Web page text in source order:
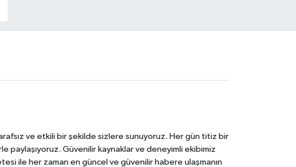
ve etkili bir şekilde sizlere sunuyoruz. Her gün titiz bir
paylaşıyoruz. Güvenilir kaynaklar ve deneyimli ekibimiz
ile her zaman en güncel ve güvenilir habere ulaşmanın